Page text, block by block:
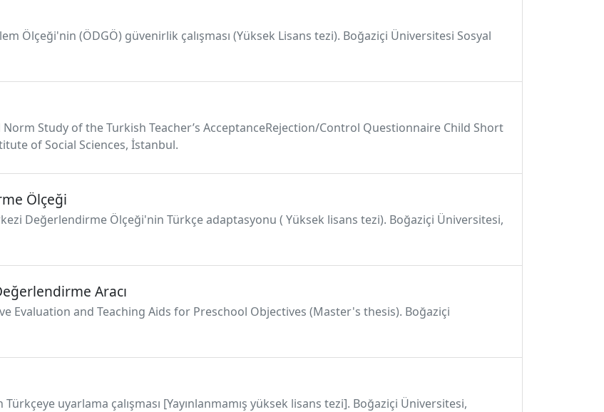
Ölçeği'nin (ÖDGÖ) güvenirlik çalışması (Yüksek Lisans tezi). Boğaziçi Üniversitesi Sosyal
Norm Study of the Turkish Teacher’s AcceptanceRejection/Control Questionnaire Child Short
of Social Sciences, İstanbul.
Ölçeği
Değerlendirme Ölçeği'nin Türkçe adaptasyonu ( Yüksek lisans tezi). Boğaziçi Üniversitesi,
Aracı
Evaluation and Teaching Aids for Preschool Objectives (Master's thesis). Boğaziçi
uyarlama çalışması [Yayınlanmamış yüksek lisans tezi]. Boğaziçi Üniversitesi,